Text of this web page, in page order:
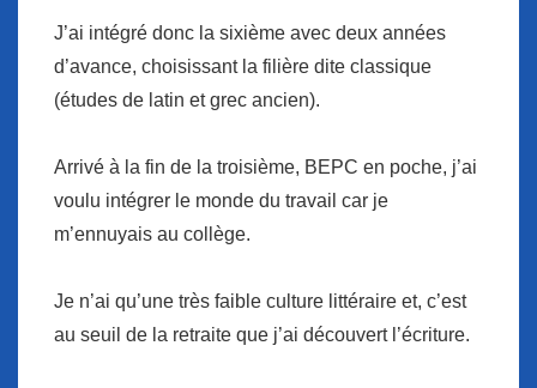
J’ai intégré donc la sixième avec deux années
d’avance, choisissant la filière dite classique
(études de latin et grec ancien).
Arrivé à la fin de la troisième, BEPC en poche, j’ai
voulu intégrer le monde du travail car je
m’ennuyais au collège.
Je n’ai qu’une très faible culture littéraire et, c’est
au seuil de la retraite que j’ai découvert l’écriture.